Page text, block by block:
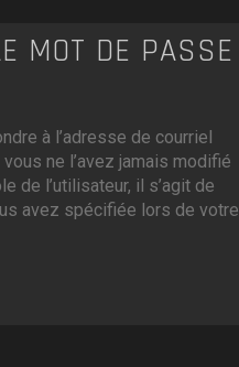
MOT DE PASSE
à l’adresse de courriel
ne l’avez jamais modifié
de l’utilisateur, il s’agit de
avez spécifiée lors de votre